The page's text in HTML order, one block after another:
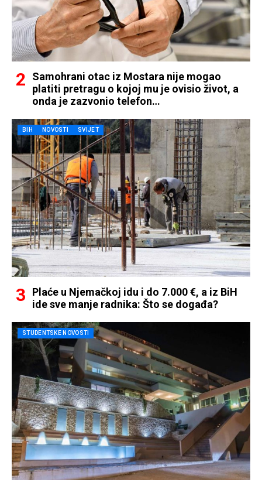
Samohrani otac iz Mostara nije mogao
platiti pretragu o kojoj mu je ovisio život, a
onda je zazvonio telefon…
BIH NOVOSTI SVIJET
Plaće u Njemačkoj idu i do 7.000 €, a iz BiH
ide sve manje radnika: Što se događa?
STUDENTSKE NOVOSTI